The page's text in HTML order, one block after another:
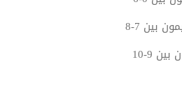
بين 7-8
9-10